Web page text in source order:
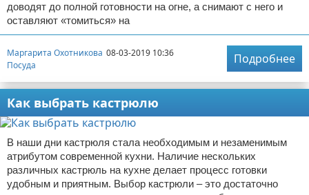
доводят до полной готовности на огне, а снимают с него и
оставляют «томиться» на
Маргарита Охотникова 08-03-2019 10:36
Посуда
Подробнее
Как выбрать кастрюлю
В наши дни кастрюля стала необходимым и незаменимым
атрибутом современной кухни. Наличие нескольких
различных кастрюль на кухне делает процесс готовки
удобным и приятным. Выбор кастрюли – это достаточно